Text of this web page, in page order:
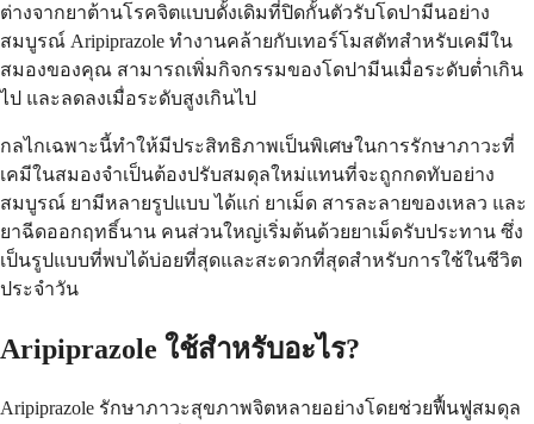
ต่างจากยาต้านโรคจิตแบบดั้งเดิมที่ปิดกั้นตัวรับโดปามีนอย่าง
สมบูรณ์ Aripiprazole ทำงานคล้ายกับเทอร์โมสตัทสำหรับเคมีใน
สมองของคุณ สามารถเพิ่มกิจกรรมของโดปามีนเมื่อระดับต่ำเกิน
ไป และลดลงเมื่อระดับสูงเกินไป
กลไกเฉพาะนี้ทำให้มีประสิทธิภาพเป็นพิเศษในการรักษาภาวะที่
เคมีในสมองจำเป็นต้องปรับสมดุลใหม่แทนที่จะถูกกดทับอย่าง
สมบูรณ์ ยามีหลายรูปแบบ ได้แก่ ยาเม็ด สารละลายของเหลว และ
ยาฉีดออกฤทธิ์นาน คนส่วนใหญ่เริ่มต้นด้วยยาเม็ดรับประทาน ซึ่ง
เป็นรูปแบบที่พบได้บ่อยที่สุดและสะดวกที่สุดสำหรับการใช้ในชีวิต
ประจำวัน
Aripiprazole ใช้สำหรับอะไร?
Aripiprazole รักษาภาวะสุขภาพจิตหลายอย่างโดยช่วยฟื้นฟูสมดุล